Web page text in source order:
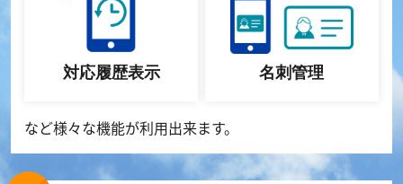
対応履歴表示 名刺管理
など様々な機能が利用出来ます。